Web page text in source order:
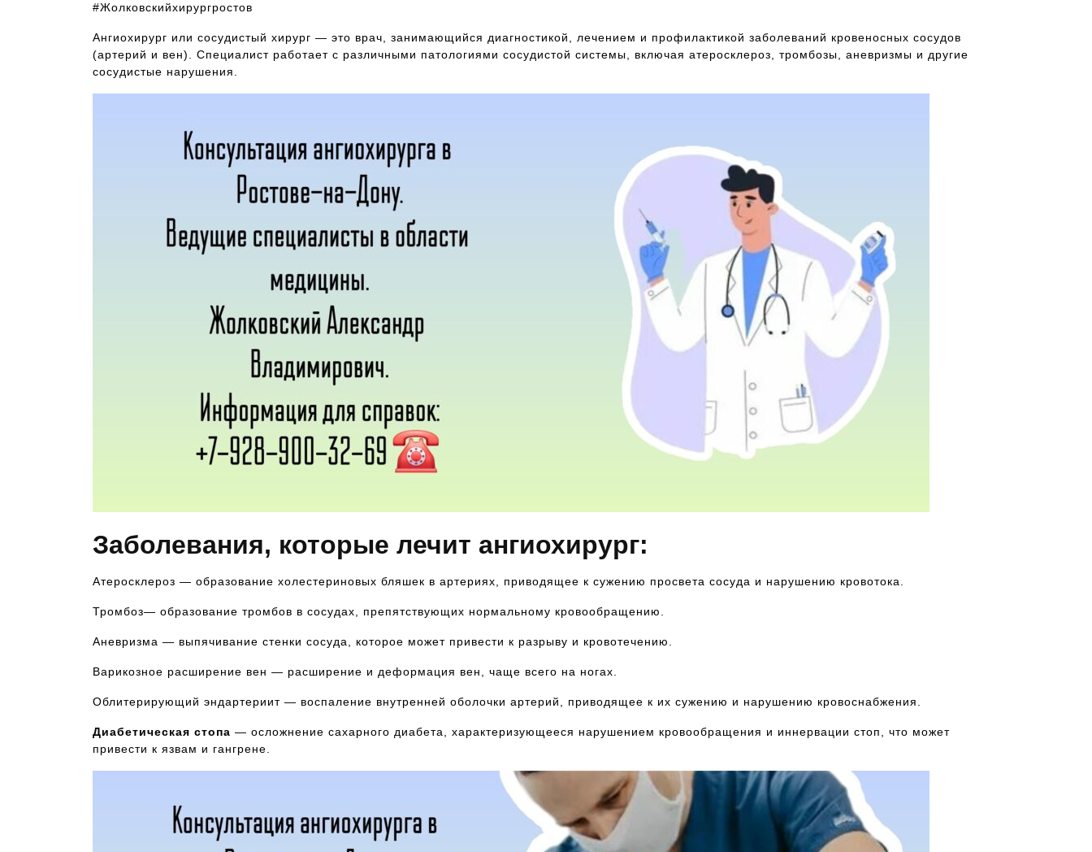
#Жолковскийхирургростов
Ангиохирург или сосудистый хирург — это врач, занимающийся диагностикой, лечением и профилактикой заболеваний кровеносных сосудов
(артерий и вен). Специалист работает с различными патологиями сосудистой системы, включая атеросклероз, тромбозы, аневризмы и другие
сосудистые нарушения.
Заболевания, которые лечит ангиохирург:
Атеросклероз — образование холестериновых бляшек в артериях, приводящее к сужению просвета сосуда и нарушению кровотока.
Тромбоз— образование тромбов в сосудах, препятствующих нормальному кровообращению.
Аневризма — выпячивание стенки сосуда, которое может привести к разрыву и кровотечению.
Варикозное расширение вен — расширение и деформация вен, чаще всего на ногах.
Облитерирующий эндартериит — воспаление внутренней оболочки артерий, приводящее к их сужению и нарушению кровоснабжения.
Диабетическая стопа — осложнение сахарного диабета, характеризующееся нарушением кровообращения и иннервации стоп, что может
привести к язвам и гангрене.